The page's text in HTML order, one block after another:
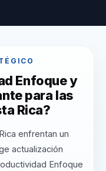
Enfoque y
para las
Rica?
enfrentan un
actualización
Enfoque